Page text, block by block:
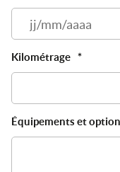
Kilométrage *
Équipements et